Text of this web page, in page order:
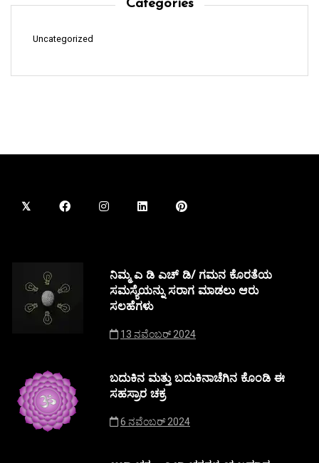
Categories
Uncategorized
ನಿಮ್ಮ ಎ ಡಿ ಎಚ್ ಡಿ/ ಗಮನ ಕೊರತೆಯ
ಸಮಸ್ಯೆಯನ್ನು ಸರಾಗ ಮಾಡಲು ಆರು
ಸಲಹೆಗಳು
13 ನವೆಂಬರ್ 2024
ಬದುಕಿನ ಮತ್ತು ಬದುಕಿನಾಚೆಗಿನ ಕೊಂಡಿ ಈ
ಸಹಸ್ರಾರ ಚಕ್ರ
6 ನವೆಂಬರ್ 2024